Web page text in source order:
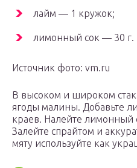
лайм — 1 кружок;
лимонный сок — 30 г.
Источник фото: vm.ru
В высоком и широком
ягоды малины. Добавьте
краев. Налейте лимонный
Залейте спрайтом и
мяту используйте как